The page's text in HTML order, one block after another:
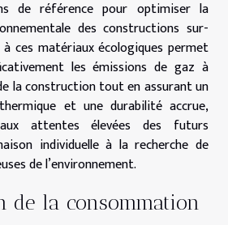
de référence pour optimiser la
des constructions sur-
ces matériaux écologiques permet
les émissions de gaz à
la construction tout en assurant un
et une durabilité accrue,
attentes élevées des futurs
individuelle à la recherche de
de l’environnement.
de la consommation